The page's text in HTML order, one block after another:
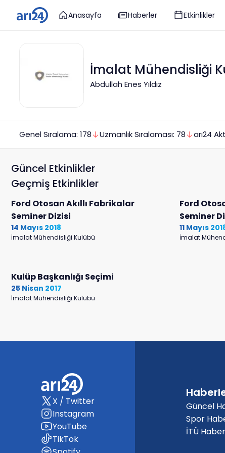
Anasayfa Haberler Etkinlikler
İmalat Mühendisliği
Abdullah Enes Yıldız
Genel Sıralama: 178 UzmanlıkSıralaması: 78 arı24
Güncel Etkinlikler
Geçmiş Etkinlikler
Ford Otosan Akıllı Fabrikalar
Seminer Dizisi
14 Mayıs 2018
İmalat Mühendisliği Kulübü
Ford
Seminer
11 Mayıs
İmalat
Kulüp Başkanlığı Seçimi
25 Nisan 2017
İmalat Mühendisliği Kulübü
X / Twitter
Instagram
YouTube
TikTok
Güncel
Spor
İTÜ